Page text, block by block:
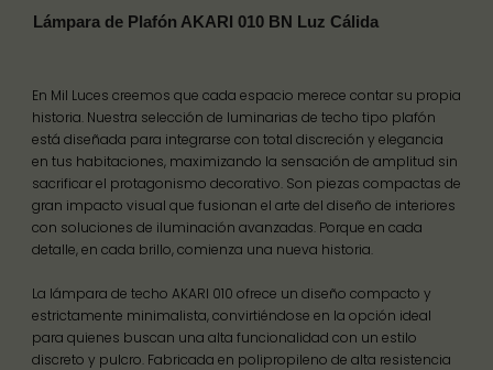
Lámpara de Plafón AKARI 010 BN Luz Cálida
En Mil Luces creemos que cada espacio merece contar su propia
historia. Nuestra selección de luminarias de techo tipo plafón
está diseñada para integrarse con total discreción y elegancia
en tus habitaciones, maximizando la sensación de amplitud sin
sacrificar el protagonismo decorativo. Son piezas compactas de
gran impacto visual que fusionan el arte del diseño de interiores
con soluciones de iluminación avanzadas. Porque en cada
detalle, en cada brillo, comienza una nueva historia.
La lámpara de techo AKARI 010 ofrece un diseño compacto y
estrictamente minimalista, convirtiéndose en la opción ideal
para quienes buscan una alta funcionalidad con un estilo
discreto y pulcro. Fabricada en polipropileno de alta resistencia